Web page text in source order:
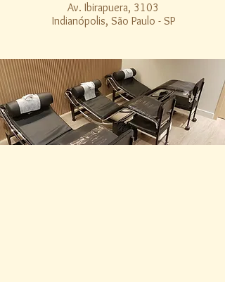
Av. Ibirapuera, 3103
Indianópolis, São Paulo - SP